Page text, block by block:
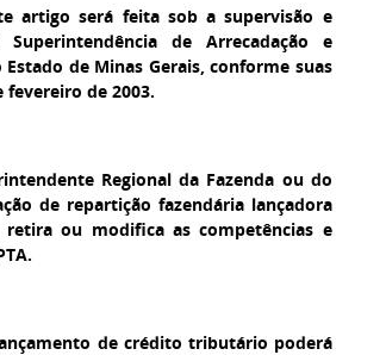
artigo será feita sob a supervisão e
de Arrecadação e
de Minas Gerais, conforme suas
fevereiro de 2003.
Regional da Fazenda ou do
de repartição fazendária lançadora
ou modifica as competências e
de crédito tributário poderá